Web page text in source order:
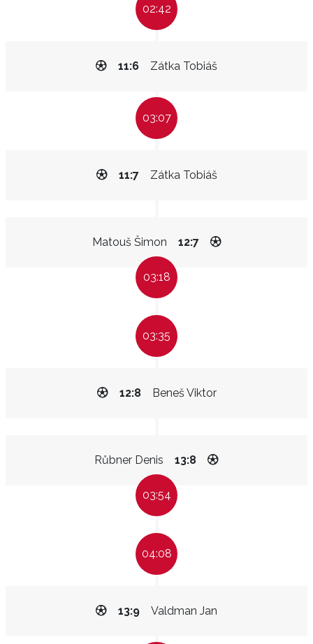
02:42
Zátka Tobiáš
11:6
03:07
Zátka Tobiáš
11:7
Matouš Šimon 12:7
03:18
03:35
Beneš Viktor
12:8
Růbner Denis 13:8
03:54
04:08
Valdman Jan
13:9